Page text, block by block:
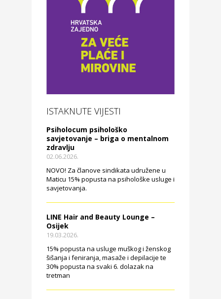
ISTAKNUTE VIJESTI
Psiholocum psihološko
savjetovanje – briga o mentalnom
zdravlju
02.06.2026.
NOVO! Za članove sindikata udružene u
Maticu 15% popusta na psihološke usluge i
savjetovanja.
LINE Hair and Beauty Lounge –
Osijek
19.03.2026.
15% popusta na usluge muškog i ženskog
šišanja i feniranja, masaže i depilacije te
30% popusta na svaki 6. dolazak na
tretman